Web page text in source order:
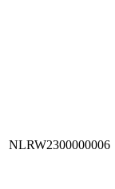
NLRW2300000006